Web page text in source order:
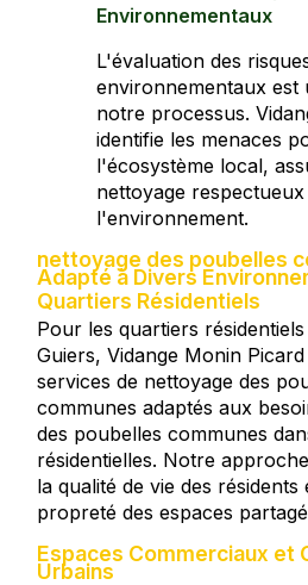
Environnementaux
L'évaluation des
environnementaux est
notre processus.
identifie les menaces
l'écosystème local,
nettoyage respectueux
l'environnement.
nettoyage des poubelles
Adapté à Divers
Quartiers Résidentiels
Pour les quartiers
Guiers, Vidange Monin
services de nettoyage des
communes adaptés aux
des poubelles communes
résidentielles. Notre
la qualité de vie des
propreté des espaces
Espaces Commerciaux et
Urbains